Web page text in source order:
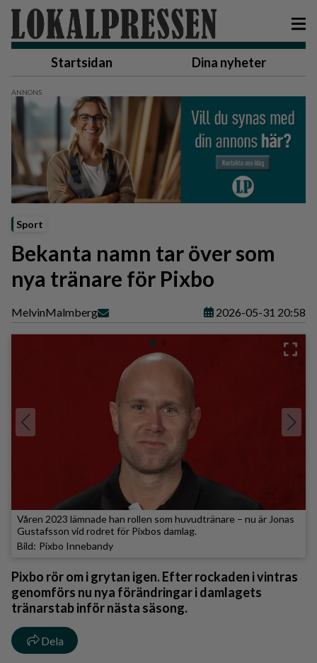
Startsidan Dina nyheter
Sport
Bekanta namn tar över som
nya tränare för Pixbo
MelvinMalmberg 2026-05-31 20:58
Våren 2023 lämnade han rollen som huvudtränare – nu är Jonas
Gustafsson vid rodret för Pixbos damlag.
Pixbo Innebandy
Pixbo rör om i grytan igen. Efter rockaden i vintras
genomförs nu nya förändringar i damlagets
tränarstab inför nästa säsong.
Dela